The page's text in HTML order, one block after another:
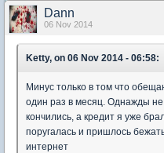
Dann
06 Nov 2014
Ketty, on 06 Nov 2014 - 06:58:
Минус только в том что
один раз в месяц. Однажды не
кончились, а кредит я уже
поругалась и пришлось
интернет